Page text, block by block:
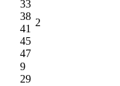
33
38
41
45
47
2
9
29